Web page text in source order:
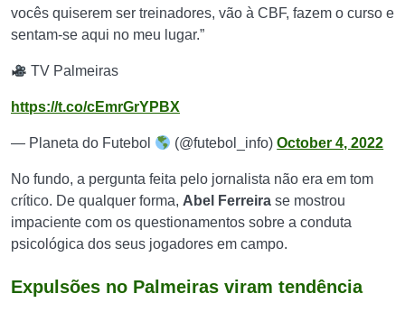
vocês quiserem ser treinadores, vão à CBF, fazem o curso e
sentam-se aqui no meu lugar.”
TV Palmeiras
https://t.co/cEmrGrYPBX
— Planeta do Futebol (@futebol_info)October 4, 2022
No fundo, a pergunta feita pelo jornalista não era em tom
crítico. De qualquer forma, Abel Ferreira se mostrou
impaciente com os questionamentos sobre a conduta
psicológica dos seus jogadores em campo.
Expulsões no Palmeiras viram tendência